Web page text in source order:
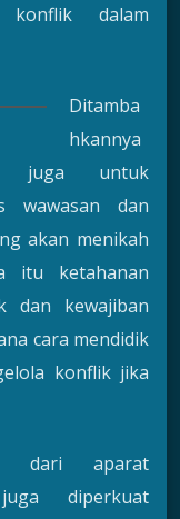
konflik dalam
Ditamba
hkannya
juga untuk
wawasan dan
akan menikah
itu ketahanan
dan kewajiban
cara mendidik
konflik jika
dari aparat
diperkuat